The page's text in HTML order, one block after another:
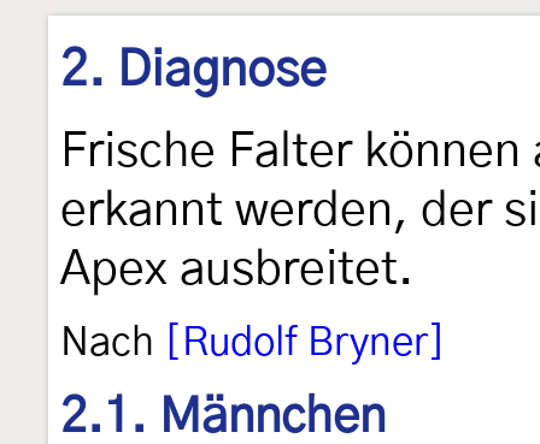
2. Diagnose
Frische Falter
erkannt werden, der
Apex ausbreitet.
Nach [Rudolf Bryner]
2.1. Männchen